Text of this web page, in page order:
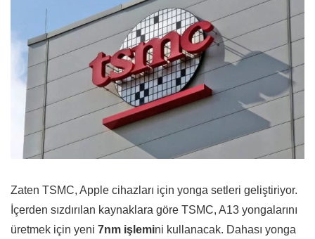
Zaten TSMC, Apple cihazları için yonga setleri geliştiriyor.
İçerden sızdırılan kaynaklara göre TSMC, A13 yongalarını
üretmek için yeni 7nm işlemini kullanacak. Dahası yonga